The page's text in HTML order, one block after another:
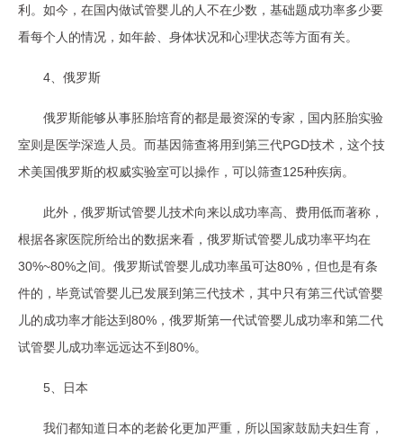
利。如今，在国内做试管婴儿的人不在少数，基础题成功率多少要
看每个人的情况，如年龄、身体状况和心理状态等方面有关。
4、俄罗斯
俄罗斯能够从事胚胎培育的都是最资深的专家，国内胚胎实验
室则是医学深造人员。而基因筛查将用到第三代PGD技术，这个技
术美国俄罗斯的权威实验室可以操作，可以筛查125种疾病。
此外，俄罗斯试管婴儿技术向来以成功率高、费用低而著称，
根据各家医院所给出的数据来看，俄罗斯试管婴儿成功率平均在
30%~80%之间。俄罗斯试管婴儿成功率虽可达80%，但也是有条
件的，毕竟试管婴儿已发展到第三代技术，其中只有第三代试管婴
儿的成功率才能达到80%，俄罗斯第一代试管婴儿成功率和第二代
试管婴儿成功率远远达不到80%。
5、日本
我们都知道日本的老龄化更加严重，所以国家鼓励夫妇生育，